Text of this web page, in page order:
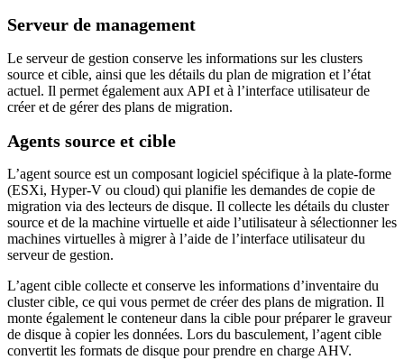
Serveur de management
Le serveur de gestion conserve les informations sur les clusters
source et cible, ainsi que les détails du plan de migration et l’état
actuel. Il permet également aux API et à l’interface utilisateur de
créer et de gérer des plans de migration.
Agents source et cible
L’agent source est un composant logiciel spécifique à la plate-forme
(ESXi, Hyper-V ou cloud) qui planifie les demandes de copie de
migration via des lecteurs de disque. Il collecte les détails du cluster
source et de la machine virtuelle et aide l’utilisateur à sélectionner les
machines virtuelles à migrer à l’aide de l’interface utilisateur du
serveur de gestion.
L’agent cible collecte et conserve les informations d’inventaire du
cluster cible, ce qui vous permet de créer des plans de migration. Il
monte également le conteneur dans la cible pour préparer le graveur
de disque à copier les données. Lors du basculement, l’agent cible
convertit les formats de disque pour prendre en charge AHV.